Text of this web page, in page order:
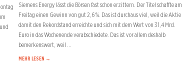
Siemens Energy lässt die Börsen fast schon erzittern. Der Titel schaffte am
Freitag einen Gewinn von gut 2,6 %. Das ist durchaus viel, weil die Aktie
damit den Rekordstand erreichte und sich mit dem Wert von 31,4 Mrd.
Euro in das Wochenende verabschiedete. Das ist vor allem deshalb
bemerkenswert, weil …
MEHR LESEN →